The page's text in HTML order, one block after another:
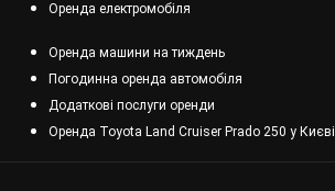
Оренда електромобіля
Оренда машини на тиждень
Погодинна оренда автомобіля
Додаткові послуги оренди
Оренда Toyota Land Cruiser Prado 250 у Києві